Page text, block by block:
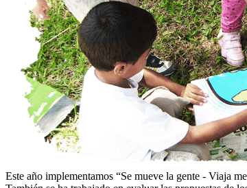
Este año implementamos “Se mueve la gente - Viaja